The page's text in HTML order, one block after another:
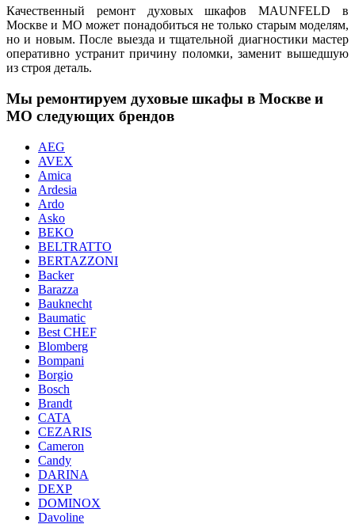
Качественный ремонт духовых шкафов MAUNFELD в
Москве и МО может понадобиться не только старым моделям,
но и новым. После выезда и тщательной диагностики мастер
оперативно устранит причину поломки, заменит вышедшую
из строя деталь.
Мы ремонтируем духовые шкафы в Москве и
МО следующих брендов
AEG
AVEX
Amica
Ardesia
Ardo
Asko
BEKO
BELTRATTO
BERTAZZONI
Backer
Barazza
Bauknecht
Baumatic
Best CHEF
Blomberg
Bompani
Borgio
Bosch
Brandt
CATA
CEZARIS
Cameron
Candy
DARINA
DEXP
DOMINOX
Davoline